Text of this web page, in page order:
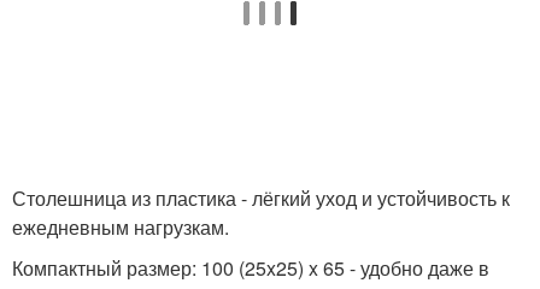
Столешница из пластика - лёгкий уход и устойчивость к
ежедневным нагрузкам.
Компактный размер: 100 (25x25) x 65 - удобно даже в